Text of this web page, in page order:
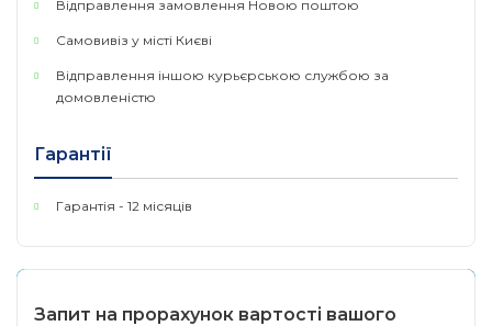
Відправлення замовлення Новою поштою
Самовивіз у місті Києві
Відправлення іншою курьєрською службою за
домовленістю
Гарантії
Гарантія - 12 місяців
Запит на прорахунок вартості вашого